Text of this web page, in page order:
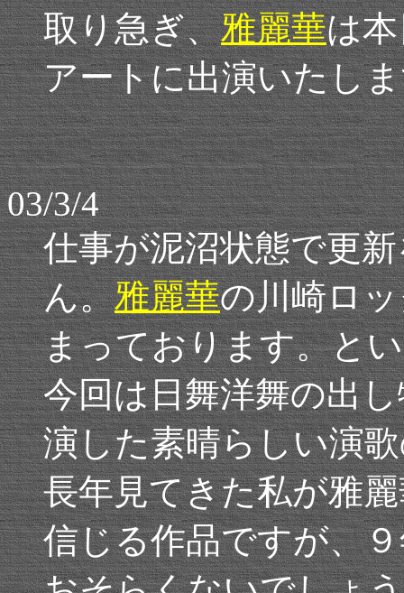
取り急ぎ、雅麗華は
アートに出演いたし
03/3/4
仕事が泥沼状態で更
ん。雅麗華の川崎ロ
まっております。と
今回は日舞洋舞の出
演した素晴らしい演
長年見てきた私が雅
信じる作品ですが、